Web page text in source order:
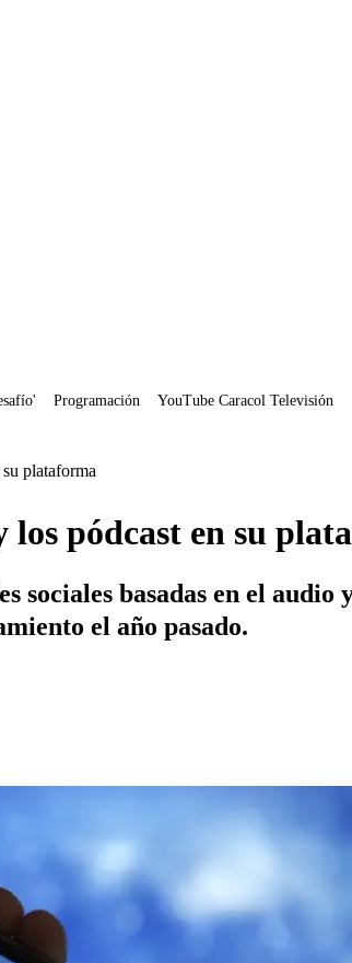
Programación YouTube Caracol Televisión
plataforma
pódcast en su
sociales basadas en el
el año pasado.